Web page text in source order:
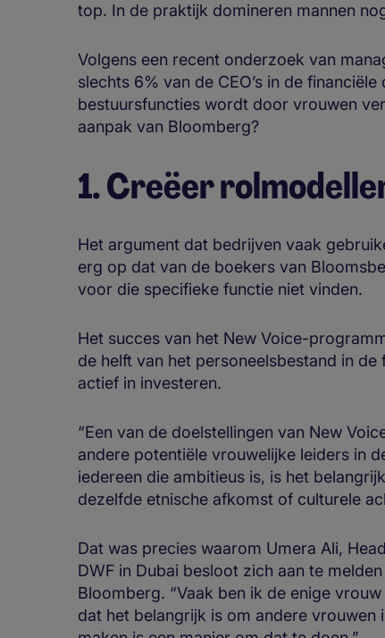
top. In de praktijk domineren mannen
Volgens een recent onderzoek van
slechts 6% van de CEO’s in de
bestuursfuncties wordt door vrouwen
aanpak van Bloomberg?
1. Creëer
Het argument dat bedrijven vaak
erg op dat van de boekers van
voor die specifieke functie niet vinden.
Het succes van het New Voice-
de helft van het personeelsbestand in
actief in investeren.
“Een van de doelstellingen van New
andere potentiële vrouwelijke leiders in
iedereen die ambitieus is, is het
dezelfde etnische afkomst of culturele
Dat was precies waarom Umera Ali,
DWF in Dubai besloot zich aan te
Bloomberg. “Vaak ben ik de enige
dat het belangrijk is om andere